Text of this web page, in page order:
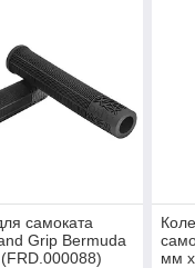
самоката
Grip Bermuda
мм